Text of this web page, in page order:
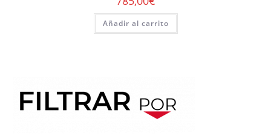
Añadir al carrito